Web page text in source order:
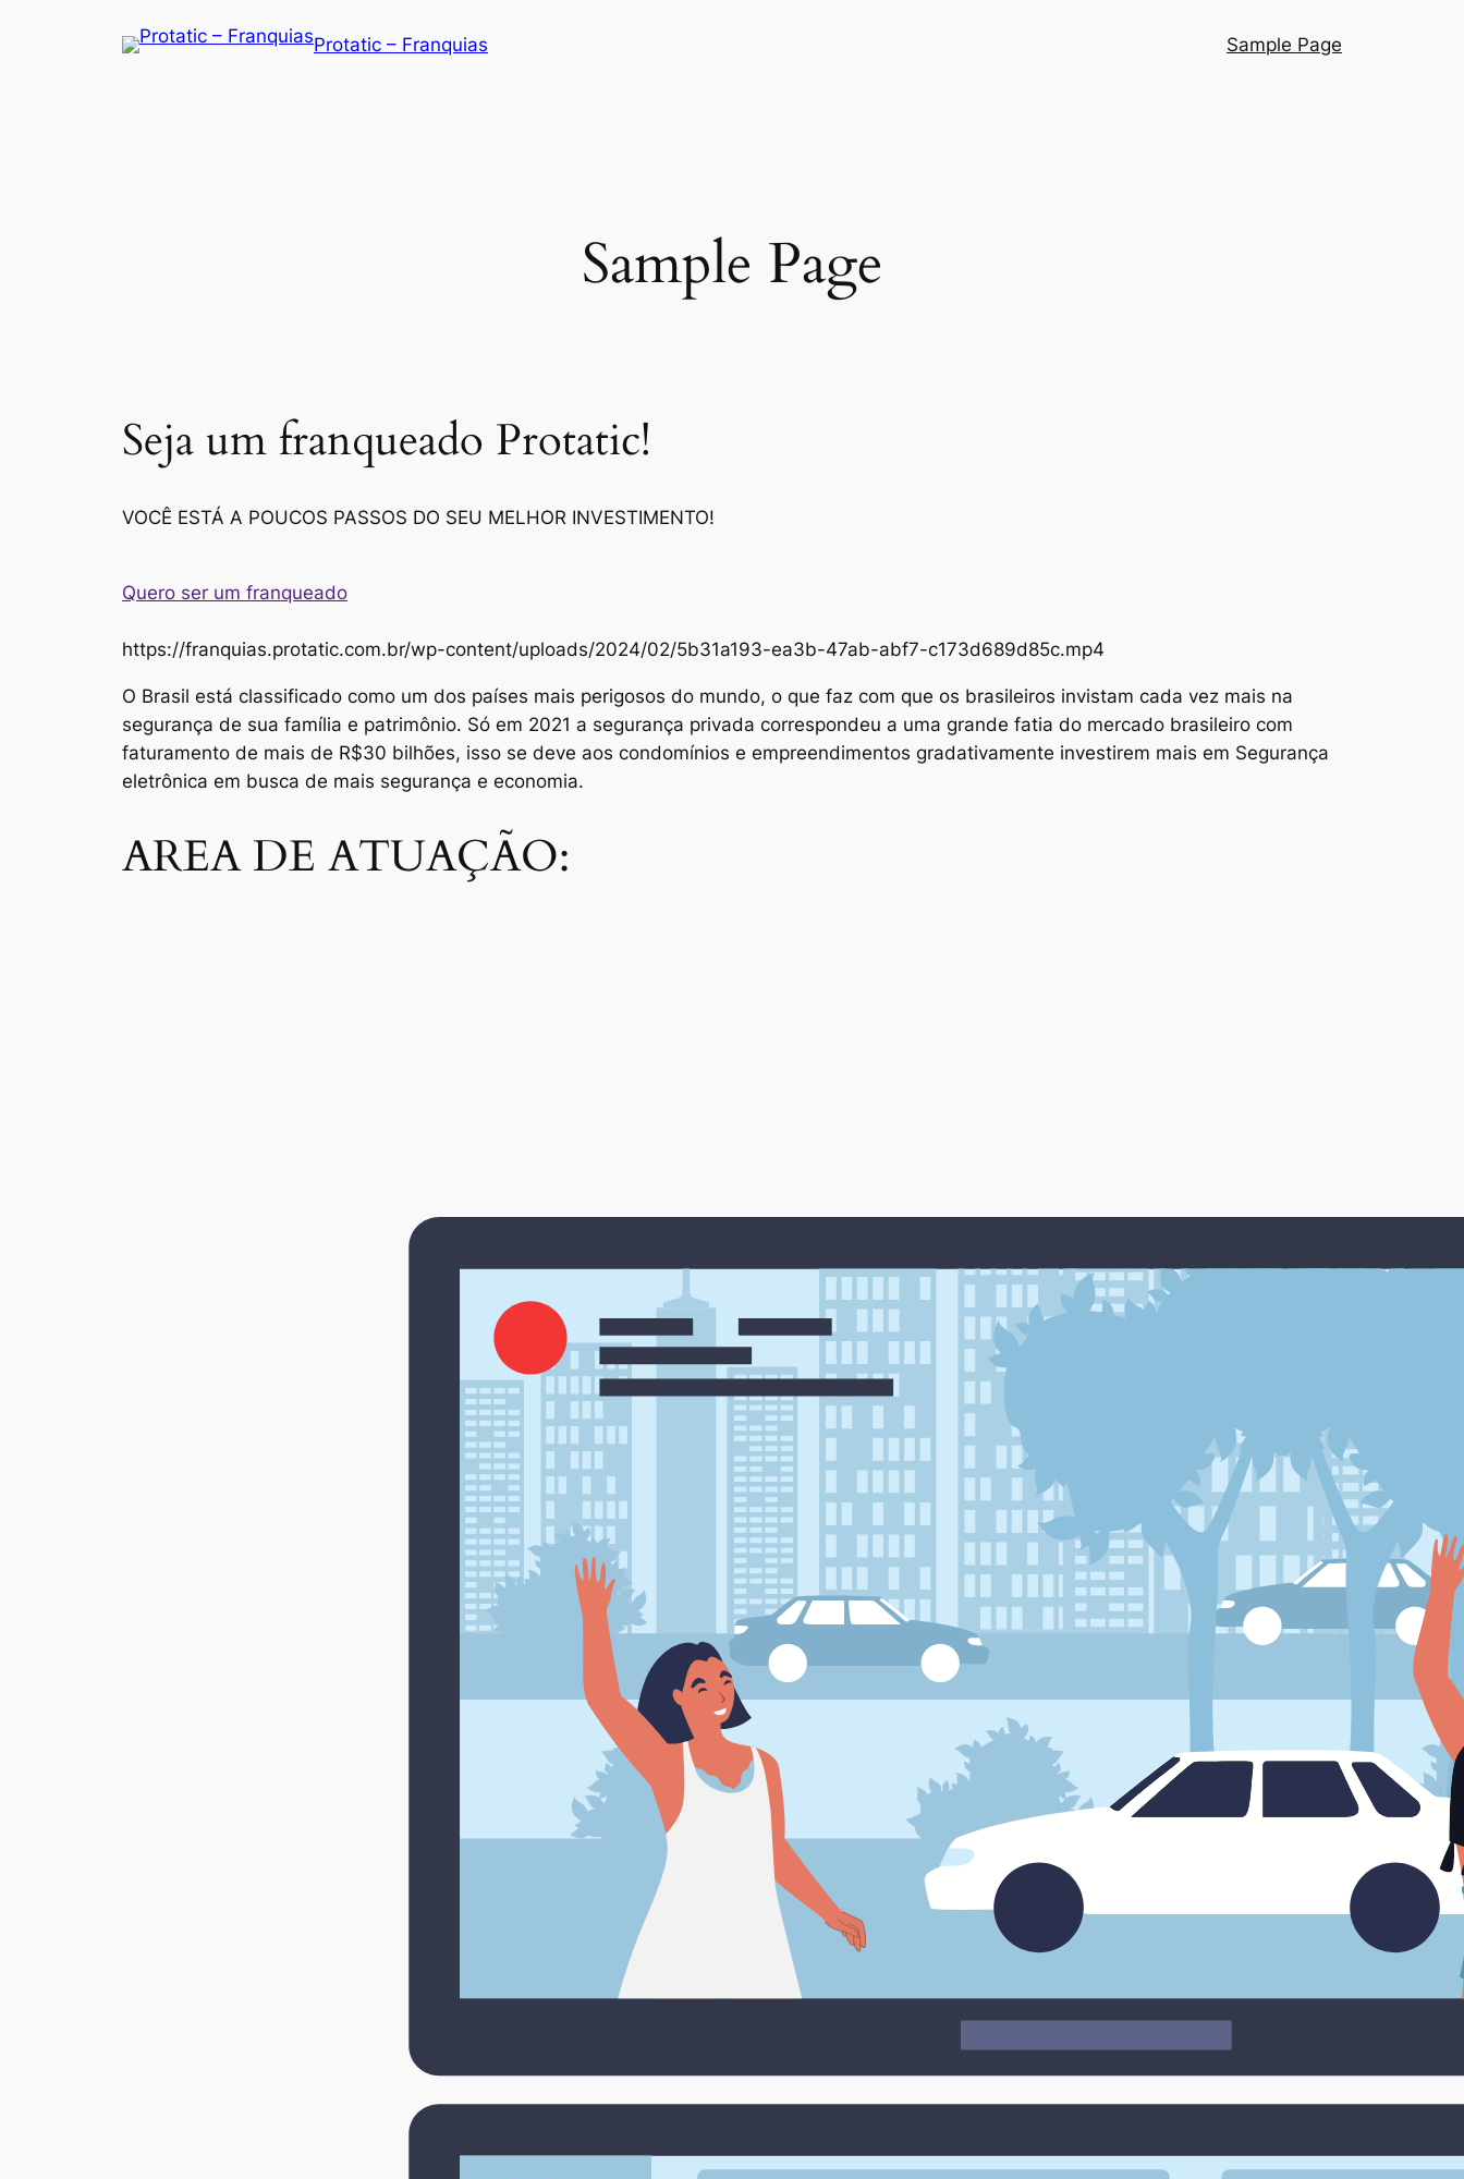
Protatic – Franquias Sample Page
Sample Page
Seja um franqueado Protatic!
VOCÊ ESTÁ A POUCOS PASSOS DO SEU MELHOR INVESTIMENTO!
Quero ser um franqueado
https://franquias.protatic.com.br/wp-content/uploads/2024/02/5b31a193-ea3b-47ab-abf7-c173d689d85c.mp4
O Brasil está classificado como um dos países mais perigosos do mundo, o que faz com que os brasileiros invistam cada vez mais na
segurança de sua família e patrimônio. Só em 2021 a segurança privada correspondeu a uma grande fatia do mercado brasileiro com
faturamento de mais de R$30 bilhões, isso se deve aos condomínios e empreendimentos gradativamente investirem mais em Segurança
eletrônica em busca de mais segurança e economia.
AREA DE ATUAÇÃO: